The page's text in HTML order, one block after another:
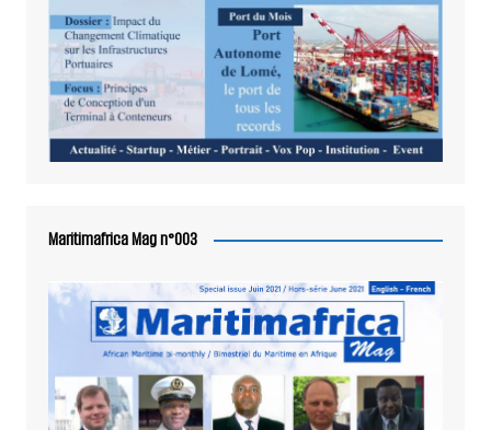
Maritimafrica Mag n°003